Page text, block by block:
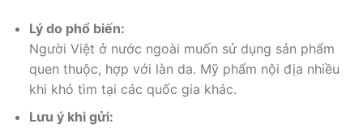
Lý do phổ biến:
Người Việt ở nước ngoài muốn sử dụng sản phẩm
quen thuộc, hợp với làn da. Mỹ phẩm nội địa nhiều
khi khó tìm tại các quốc gia khác.
Lưu ý khi gửi: